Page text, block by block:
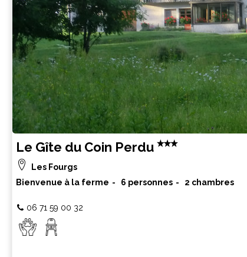
Le Gîte du Coin Perdu
Les Fourgs
Bienvenue à la ferme
6 personnes 2 chambres
06 71 59 00 32